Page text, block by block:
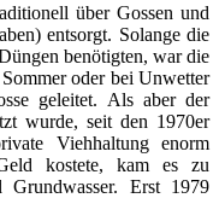
über Gossen und
entsorgt. Solange die
benötigten, war die
oder bei Unwetter
geleitet. Als aber der
wurde, seit den 1970er
Viehhaltung enorm
kostete, kam es zu
Erst 1979